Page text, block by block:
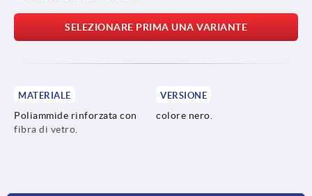
SELEZIONARE PRIMA UNA VARIANTE
MATERIALE
Poliammide rinforzata con
fibra di vetro.
VERSIONE
colore nero.